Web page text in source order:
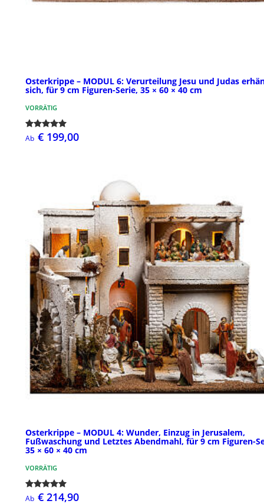
Osterkrippe – MODUL 6: Verurteilung Jesu und Judas
sich, für 9 cm Figuren-Serie, 35 × 60 × 40 cm
VORRÄTIG
Ab € 199,00
Osterkrippe – MODUL 4: Wunder, Einzug in Jerusalem,
Fußwaschung und Letztes Abendmahl, für 9 cm Figuren-
35 × 60 × 40 cm
VORRÄTIG
Ab € 214,90